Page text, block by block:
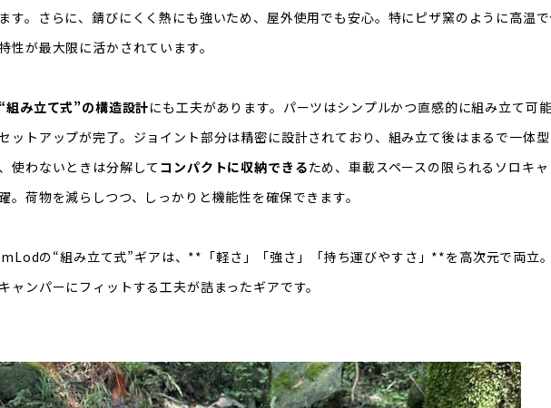
す。さらに、錆びにくく熱にも強いため、屋外使用でも安心。特にピザ窯のように高温
性が最大限に活かされています。
“組み立て式”の構造設計にも工夫があります。パーツはシンプルかつ直感的に組み立て可
ットアップが完了。ジョイント部分は精密に設計されており、組み立て後はまるで一体
使わないときは分解して コンパクトに収納できるため、車載スペースの限られるソロキ
。荷物を減らしつつ、しっかりと機能性を確保できます。
の“組み立て式”ギアは、**「軽さ」「強さ」「持ち運びやすさ」**を高次元で両立
ャンパーにフィットする工夫が詰まったギアです。